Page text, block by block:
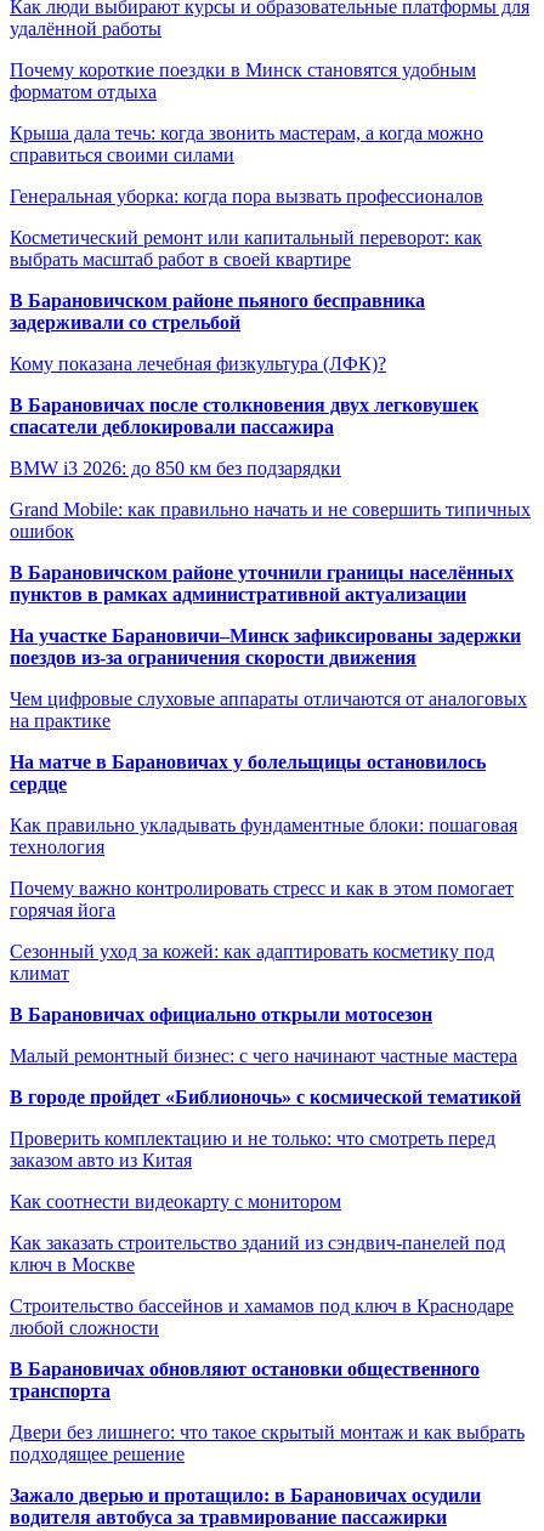
Как люди выбирают курсы и образовательные платформы для
удалённой работы
Почему короткие поездки в Минск становятся удобным
форматом отдыха
Крыша дала течь: когда звонить мастерам, а когда можно
справиться своими силами
Генеральная уборка: когда пора вызвать профессионалов
Косметический ремонт или капитальный переворот: как
выбрать масштаб работ в своей квартире
В Барановичском районе пьяного бесправника
задерживали со стрельбой
Кому показана лечебная физкультура (ЛФК)?
В Барановичах после столкновения двух легковушек
спасатели деблокировали пассажира
BMW i3 2026: до 850 км без подзарядки
Grand Mobile: как правильно начать и не совершить типичных
ошибок
В Барановичском районе уточнили границы населённых
пунктов в рамках административной актуализации
На участке Барановичи–Минск зафиксированы задержки
поездов из-за ограничения скорости движения
Чем цифровые слуховые аппараты отличаются от аналоговых
на практике
На матче в Барановичах у болельщицы остановилось
сердце
Как правильно укладывать фундаментные блоки: пошаговая
технология
Почему важно контролировать стресс и как в этом помогает
горячая йога
Сезонный уход за кожей: как адаптировать косметику под
климат
В Барановичах официально открыли мотосезон
Малый ремонтный бизнес: с чего начинают частные мастера
В городе пройдет «Библионочь» с космической тематикой
Проверить комплектацию и не только: что смотреть перед
заказом авто из Китая
Как соотнести видеокарту с монитором
Как заказать строительство зданий из сэндвич-панелей под
ключ в Москве
Строительство бассейнов и хамамов под ключ в Краснодаре
любой сложности
В Барановичах обновляют остановки общественного
транспорта
Двери без лишнего: что такое скрытый монтаж и как выбрать
подходящее решение
Зажало дверью и протащило: в Барановичах осудили
водителя автобуса за травмирование пассажирки